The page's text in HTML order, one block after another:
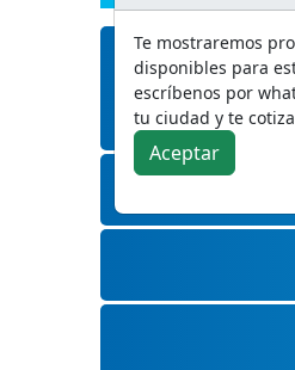
Te mostraremos
disponibles para
escríbenos por
tu ciudad y te
Aceptar